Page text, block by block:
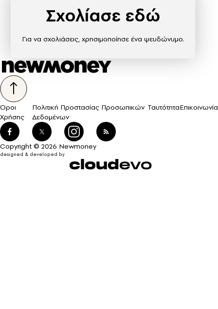
Σχολίασε εδώ
Για να σχολιάσεις, χρησιμοποίησε ένα ψευδώνυμο.
Όροι
Χρήσης
Πολιτική Προστασίας Προσωπικών
Δεδομένων
ΤαυτότηταΕπικοινωνία
Copyright © 2026 Newmoney
designed & developed by